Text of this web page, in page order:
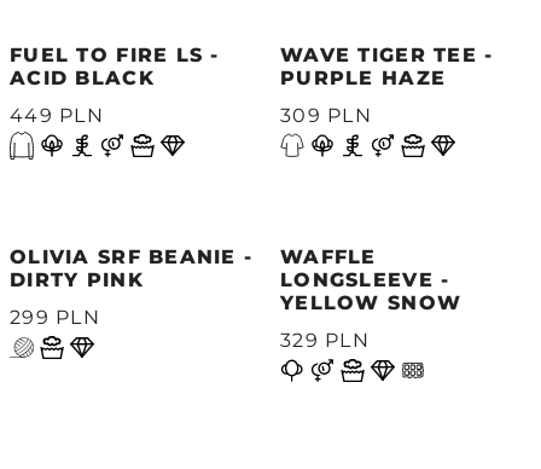
FUEL TO FIRE LS -
ACID BLACK
449 PLN
WAVE TIGER TEE -
PURPLE HAZE
309 PLN
OLIVIA SRF BEANIE -
DIRTY PINK
299 PLN
WAFFLE
LONGSLEEVE -
YELLOW SNOW
329 PLN